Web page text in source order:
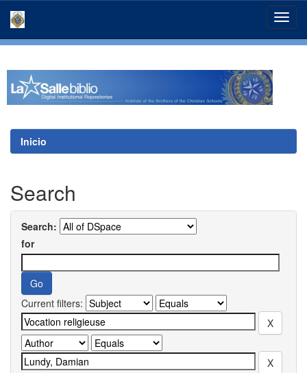
Inicio
Search
Search:
for
Current filters: